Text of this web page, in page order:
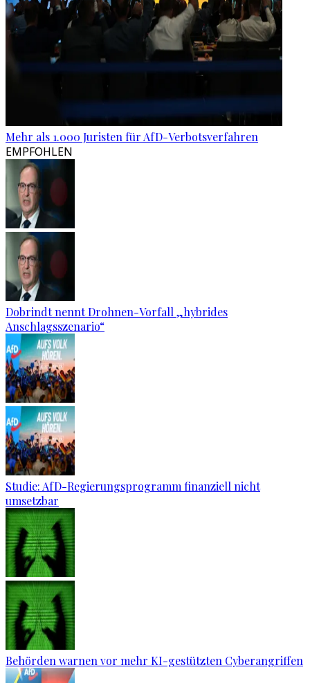
Mehr als 1.000 Juristen für AfD-Verbotsverfahren
EMPFOHLEN
Dobrindt nennt Drohnen-Vorfall „hybrides
Anschlagsszenario“
Studie: AfD-Regierungsprogramm finanziell nicht
umsetzbar
Behörden warnen vor mehr KI-gestützten Cyberangriffen